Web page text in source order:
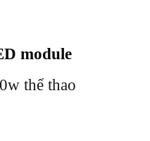
module
thể thao